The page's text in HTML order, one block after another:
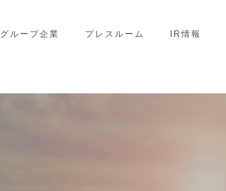
グループ企業 プレスルーム IR情報